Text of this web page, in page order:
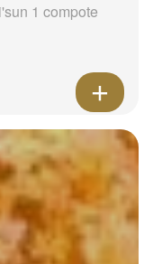
1 compote